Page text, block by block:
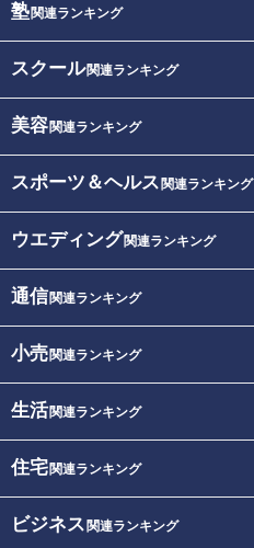
塾関連ランキング
スクール関連ランキング
美容関連ランキング
スポーツ＆ヘルス 関連ランキング
ウエディング関連ランキング
通信関連ランキング
小売関連ランキング
生活関連ランキング
住宅関連ランキング
ビジネス 関連ランキング